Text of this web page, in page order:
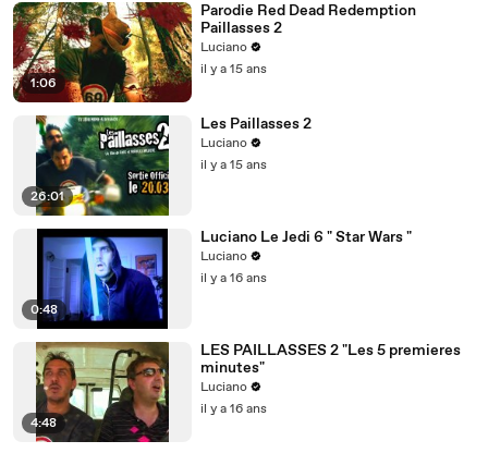
1:06
Parodie Red Dead Redemption
Paillasses 2
Luciano
il y a 15 ans
26:01
Les Paillasses 2
Luciano
il y a 15 ans
0:48
Luciano Le Jedi 6 " Star Wars "
Luciano
il y a 16 ans
4:48
LES PAILLASSES 2 "Les 5 premieres
minutes"
Luciano
il y a 16 ans